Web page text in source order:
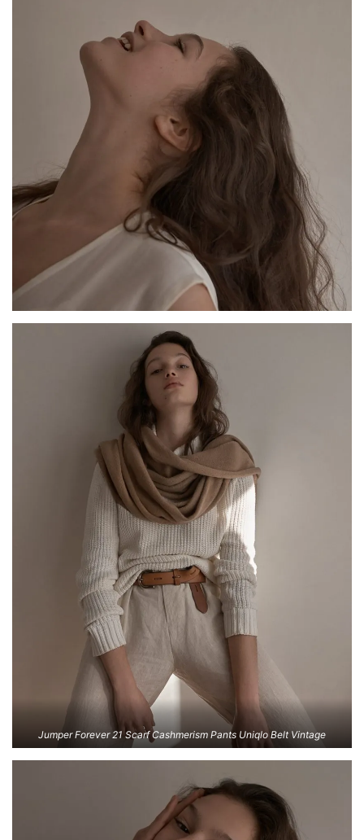
Jumper Forever 21 Scarf Cashmerism Pants Uniqlo Belt Vintage